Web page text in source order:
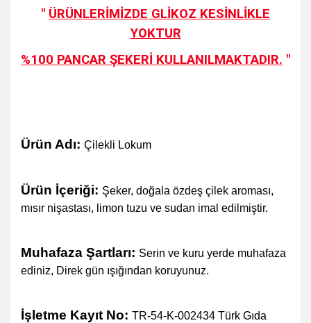
" ÜRÜNLERİMİZDE GLİKOZ KESİNLİKLE
YOKTUR
%100 PANCAR ŞEKERİ KULLANILMAKTADIR. "
Ürün Adı: Çilekli Lokum
Ürün İçeriği: Şeker, doğala özdeş çilek aroması,
mısır nişastası, limon tuzu ve sudan imal edilmiştir.
Muhafaza Şartları: Serin ve kuru yerde muhafaza
ediniz, Direk gün ışığından koruyunuz.
İşletme Kayıt No: TR-54-K-002434 Türk Gıda